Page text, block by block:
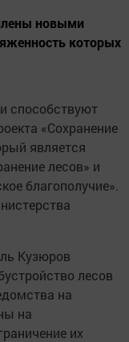
новыми
которых
способствуют
«Сохранение
является
лесов» и
благополучие».
Кузюров
лесов
на
на
их